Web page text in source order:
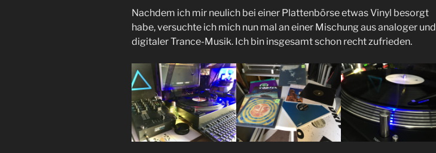
RSS FEED
LINK
Nachdem ich mir neulich bei einer Plattenbörse etwas Vinyl besorgt
habe, versuchte ich mich nun mal an einer Mischung aus analoger und
digitaler Trance-Musik. Ich bin insgesamt schon recht zufrieden.